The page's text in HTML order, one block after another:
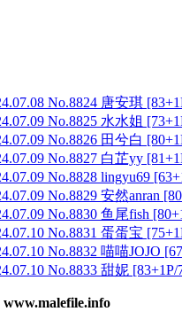
No.8824 唐安琪
No.8825 水水姐
No.8826 田兮白
No.8827 白芷yy
No.8828 lingyu69
No.8829 安然anran
No.8830 鱼尾fish
No.8831 蛋蛋宝
No.8832 喵喵JOJO
No.8833 甜妮